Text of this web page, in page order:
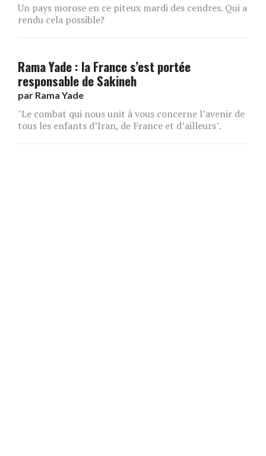
Un pays morose en ce piteux mardi des cendres. Qui a
rendu cela possible?
Rama Yade : la France s’est portée
responsable de Sakineh
par Rama Yade
"Le combat qui nous unit à vous concerne l’avenir de
tous les enfants d’Iran, de France et d’ailleurs".